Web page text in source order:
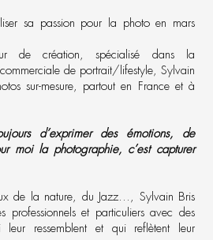
sa passion pour la photo en mars
de création, spécialisé dans la
de portrait/lifestyle, Sylvain
sur-mesure, partout en France et à
d’exprimer des émotions, de
moi la photographie, c’est capturer
de la nature, du Jazz…, Sylvain Bris
professionnels et particuliers avec des
leur ressemblent et qui reflètent leur